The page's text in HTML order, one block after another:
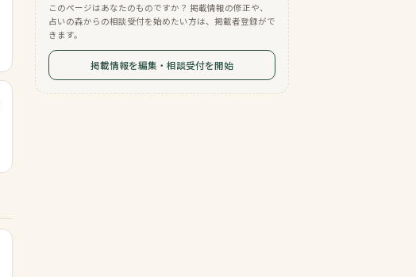
このページはあなたのものですか？ 掲載情報の修正や、
占いの森からの相談受付を始めたい方は、掲載者登録がで
きます。
掲載情報を編集・相談受付を開始